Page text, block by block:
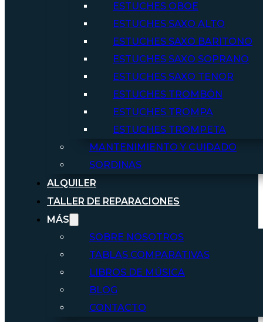
ESTUCHES OBOE
ESTUCHES SAXO ALTO
ESTUCHES SAXO BARITONO
ESTUCHES SAXO SOPRANO
ESTUCHES SAXO TENOR
ESTUCHES TROMBÓN
ESTUCHES TROMPA
ESTUCHES TROMPETA
MANTENIMIENTO Y CUIDADO
SORDINAS
ALQUILER
TALLER DE REPARACIONES
MÁS
SOBRE NOSOTROS
TABLAS COMPARATIVAS
LIBROS DE MÚSICA
BLOG
CONTACTO